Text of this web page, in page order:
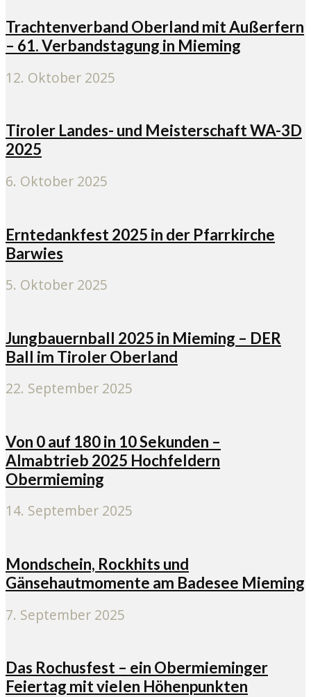
Trachtenverband Oberland mit Außerfern
– 61. Verbandstagung in Mieming
12. Oktober 2025
Tiroler Landes- und Meisterschaft WA-3D
2025
6. Oktober 2025
Erntedankfest 2025 in der Pfarrkirche
Barwies
5. Oktober 2025
Jungbauernball 2025 in Mieming – DER
Ball im Tiroler Oberland
22. September 2025
Von 0 auf 180 in 10 Sekunden –
Almabtrieb 2025 Hochfeldern
Obermieming
14. September 2025
Mondschein, Rockhits und
Gänsehautmomente am Badesee Mieming
7. September 2025
Das Rochusfest – ein Obermieminger
Feiertag mit vielen Höhenpunkten